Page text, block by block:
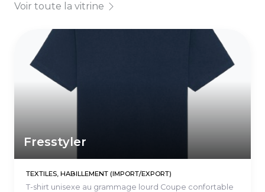
Voir toute la vitrine
Fresstyler
TEXTILES, HABILLEMENT (IMPORT/EXPORT)
T-shirt unisexe au grammage lourd Coupe confortable